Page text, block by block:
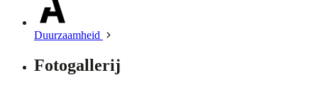
Duurzaamheid
Fotogallerij